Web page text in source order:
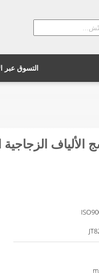
التسوق عبر